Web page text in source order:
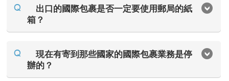
出口的國際包裹是否一定要使用郵局的紙
箱？
現在有寄到那些國家的國際包裹業務是停
辦的？